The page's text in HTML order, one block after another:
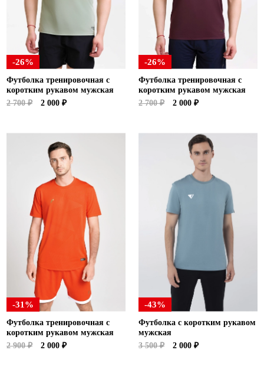
-26%
Футболка тренировочная с
коротким рукавом мужская
2 700 ₽
2 000 ₽
-26%
Футболка тренировочная с
коротким рукавом мужская
2 700 ₽
2 000 ₽
-31%
Футболка тренировочная с
коротким рукавом мужская
2 900 ₽
2 000 ₽
-43%
Футболка с коротким рукавом
мужская
3 500 ₽
2 000 ₽